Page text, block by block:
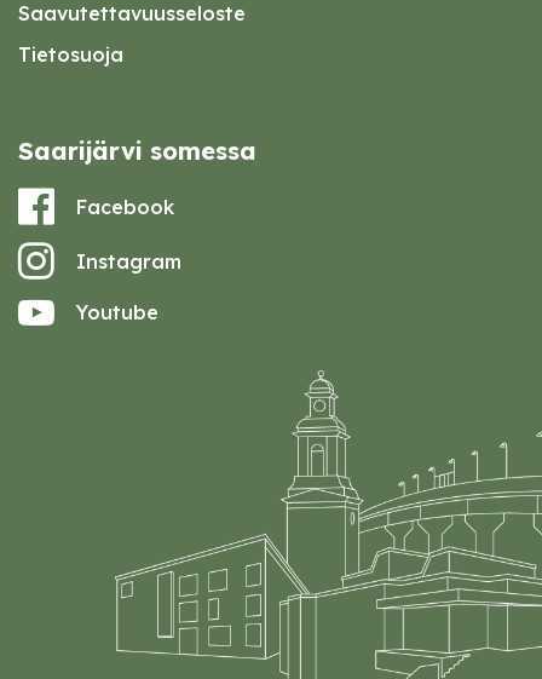
Saavutettavuusseloste
Tietosuoja
Saarijärvi somessa
Facebook
Instagram
Youtube